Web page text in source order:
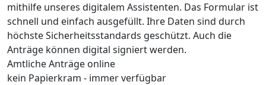
mithilfe unseres digitalem Assistenten. Das Formular ist
schnell und einfach ausgefüllt. Ihre Daten sind durch
höchste Sicherheitsstandards geschützt. Auch die
Anträge können digital signiert werden.
Amtliche Anträge online
kein Papierkram - immer verfügbar